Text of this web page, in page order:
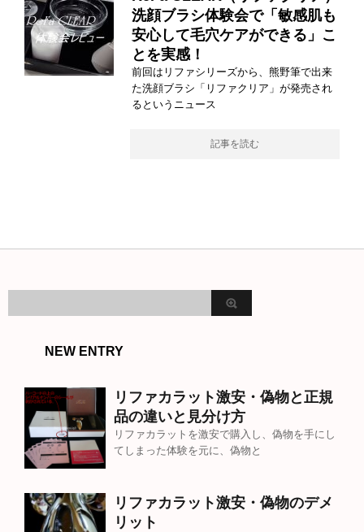
洗顔ブラシ体験会で「敏感肌も
安心して毛穴ケアができる」こ
とを実感！
前回はリファシリーズから、熊野筆で出来
た洗顔ブラシ「リファクリア」が発売され
るというニュース
記事を読む
NEW ENTRY
リファカラット激安・偽物と正規
品の違いと見分け方
リファカラットを激安で購入し、偽物を手にし
てしまった体験を元に、偽物と
リファカラット激安・偽物のデメ
リット